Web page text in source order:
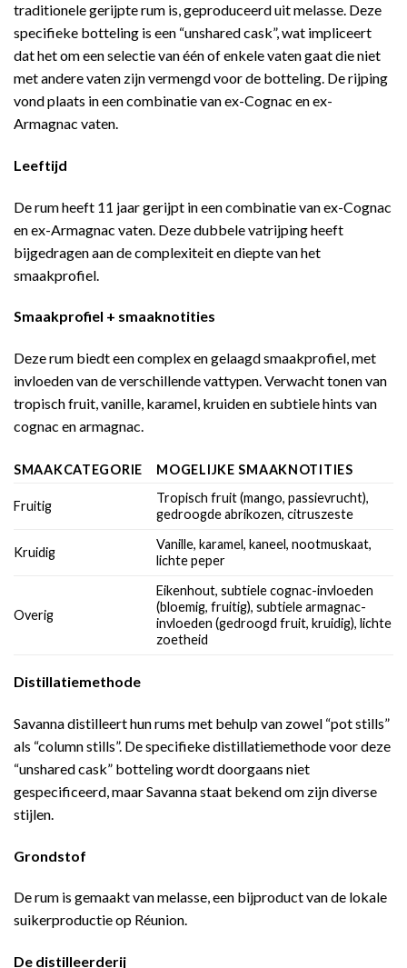
traditionele gerijpte rum is, geproduceerd uit melasse. Deze
specifieke botteling is een “unshared cask”, wat impliceert
dat het om een selectie van één of enkele vaten gaat die niet
met andere vaten zijn vermengd voor de botteling. De rijping
vond plaats in een combinatie van ex-Cognac en ex-
Armagnac vaten.
Leeftijd
De rum heeft 11 jaar gerijpt in een combinatie van ex-Cognac
en ex-Armagnac vaten. Deze dubbele vatrijping heeft
bijgedragen aan de complexiteit en diepte van het
smaakprofiel.
Smaakprofiel + smaaknotities
Deze rum biedt een complex en gelaagd smaakprofiel, met
invloeden van de verschillende vattypen. Verwacht tonen van
tropisch fruit, vanille, karamel, kruiden en subtiele hints van
cognac en armagnac.
SMAAKCATEGORIE MOGELIJKE SMAAKNOTITIES
Fruitig
Tropisch fruit (mango, passievrucht),
gedroogde abrikozen, citruszeste
Kruidig
Vanille, karamel, kaneel, nootmuskaat,
lichte peper
Overig
Eikenhout, subtiele cognac-invloeden
(bloemig, fruitig), subtiele armagnac-
invloeden (gedroogd fruit, kruidig), lichte
zoetheid
Distillatiemethode
Savanna distilleert hun rums met behulp van zowel “pot stills”
als “column stills”. De specifieke distillatiemethode voor deze
“unshared cask” botteling wordt doorgaans niet
gespecificeerd, maar Savanna staat bekend om zijn diverse
stijlen.
Grondstof
De rum is gemaakt van melasse, een bijproduct van de lokale
suikerproductie op Réunion.
De distilleerderij